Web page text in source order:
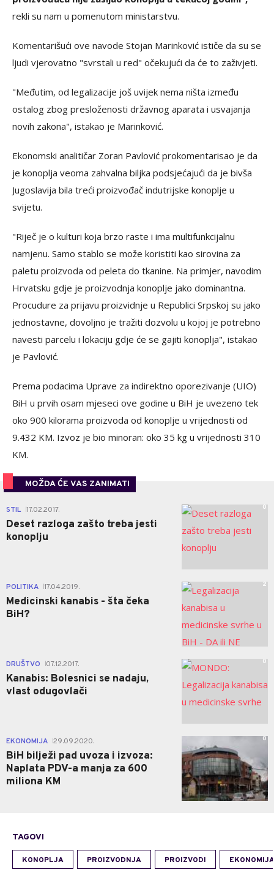
rekli su nam u pomenutom ministarstvu.
Komentarišući ove navode Stojan Marinković ističe da su se
ljudi vjerovatno "svrstali u red" očekujući da će to zaživjeti.
"Međutim, od legalizacije još uvijek nema ništa između
ostalog zbog presloženosti državnog aparata i usvajanja
novih zakona", istakao je Marinković.
Ekonomski analitičar Zoran Pavlović prokomentarisao je da
je konoplja veoma zahvalna biljka podsjećajući da je bivša
Jugoslavija bila treći proizvođač indutrijske konoplje u
svijetu.
"Riječ je o kulturi koja brzo raste i ima multifunkcijalnu
namjenu. Samo stablo se može koristiti kao sirovina za
paletu proizvoda od peleta do tkanine. Na primjer, navodim
Hrvatsku gdje je proizvodnja konoplje jako dominantna.
Procudure za prijavu proizvidnje u Republici Srpskoj su jako
jednostavne, dovoljno je tražiti dozvolu u kojoj je potrebno
navesti parcelu i lokaciju gdje će se gajiti konoplja", istakao
je Pavlović.
Prema podacima Uprave za indirektno oporezivanje (UIO)
BiH u prvih osam mjeseci ove godine u BiH je uvezeno tek
oko 900 kilorama proizvoda od konoplje u vrijednosti od
9.432 KM. Izvoz je bio minoran: oko 35 kg u vrijednosti 310
KM.
MOŽDA ĆE VAS ZANIMATI
STIL 17.02.2017.
Deset razloga zašto treba jesti
konoplju
0
POLITIKA 17.04.2019.
Medicinski kanabis - šta čeka
BiH?
2
DRUŠTVO 07.12.2017.
Kanabis: Bolesnici se nadaju,
vlast odugovlači
0
EKONOMIJA 29.09.2020.
BiH bilježi pad uvoza i izvoza:
Naplata PDV-a manja za 600
miliona KM
0
TAGOVI
KONOPLJA PROIZVODNJA PROIZVODI EKONOMIJA